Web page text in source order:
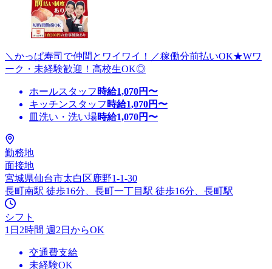
＼かっぱ寿司で仲間とワイワイ！／稼働分前払いOK★Wワ
ーク・未経験歓迎！高校生OK◎
ホールスタッフ 時給1,070円〜
キッチンスタッフ 時給1,070円〜
皿洗い・洗い場時給1,070円〜
勤務地
面接地
宮城県仙台市太白区鹿野1-1-30
長町南駅 徒歩16分、長町一丁目駅 徒歩16分、長町駅
シフト
1日2時間 週2日からOK
交通費支給
未経験OK